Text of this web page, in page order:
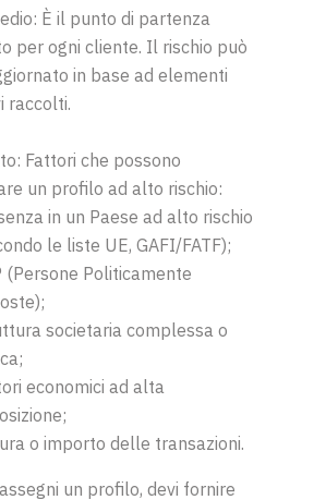
È il punto di partenza
per ogni cliente. Il rischio può
in base ad elementi
raccolti.
Fattori che possono
un profilo ad alto rischio:
in un Paese ad alto rischio
le liste UE, GAFI/FATF);
(Persone Politicamente
societaria complessa o
economici ad alta
o importo delle transazioni.
un profilo, devi fornire